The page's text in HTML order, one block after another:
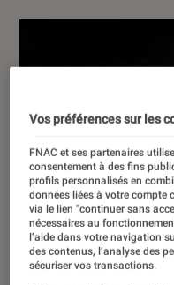
Vos préférences sur les
FNAC et ses partenaires
consentement à des fins
profils personnalisés en
données liées à votre compte
via le lien "continuer sans
nécessaires au
l’aide dans votre navigation
des contenus, l’analyse des
sécuriser vos transactions.